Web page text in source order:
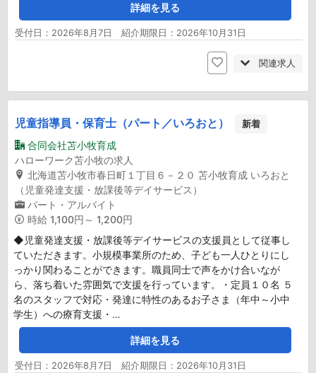
詳細を見る
受付日：2026年8月7日 紹介期限日：2026年10月31日
関連求人
児童指導員・保育士（パート／いろおと） 新着
合同会社苫小牧育成
ハローワーク苫小牧の求人
北海道苫小牧市春日町１丁目６－２０ 苫小牧育成 いろおと
（児童発達支援・放課後等デイサービス）
パート・アルバイト
時給 1,100円～ 1,200円
◆児童発達支援・放課後等デイサービスの支援員として従事し
ていただきます。小規模事業所のため、子ども一人ひとりにし
っかり関わることができます。職員同士で声をかけ合いなが
ら、落ち着いた雰囲気で支援を行っています。・定員１０名 ５
名のスタッフで対応・発達に特性のあるお子さま（年中～小中
学生）への療育支援・…
詳細を見る
受付日：2026年8月7日 紹介期限日：2026年10月31日